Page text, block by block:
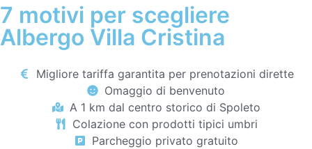
7 motivi per scegliere
Albergo Villa Cristina
Migliore tariffa garantita per prenotazioni dirette
Omaggio di benvenuto
A 1 km dal centro storico di Spoleto
Colazione con prodotti tipici umbri
Parcheggio privato gratuito